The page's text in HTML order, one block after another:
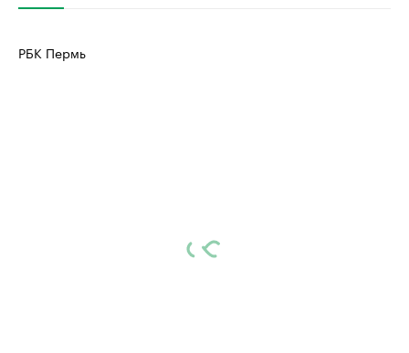
РБК Пермь